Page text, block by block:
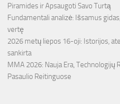
Piramides ir Apsaugoti Savo Turtą
Fundamentali analizė: Išsamus
vertę
2026 metų liepos 16-oji: Istorijos,
sankirta
MMA 2026: Nauja Era, Technologijų
Pasaulio Reitinguose